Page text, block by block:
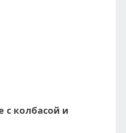
с колбасой и